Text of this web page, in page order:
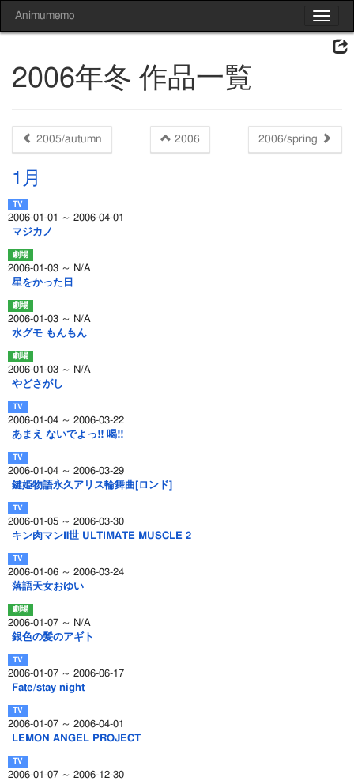
Toggle
Animumemo
2006年冬 作品一覧
2005/autumn 2006 2006/spring
1月
2006-01-01 ～ 2006-04-01
マジカノ
2006-01-03 ～ N/A
星をかった日
2006-01-03 ～ N/A
水グモ もんもん
2006-01-03 ～ N/A
やどさがし
2006-01-04 ～ 2006-03-22
あまえ ないでよっ!! 喝!!
2006-01-04 ～ 2006-03-29
鍵姫物語永久アリス輪舞曲[ロンド]
2006-01-05 ～ 2006-03-30
キン肉マンⅡ世 ULTIMATE MUSCLE 2
2006-01-06 ～ 2006-03-24
落語天女おゆい
2006-01-07 ～ N/A
銀色の髪のアギト
2006-01-07 ～ 2006-06-17
Fate/stay night
2006-01-07 ～ 2006-04-01
LEMON ANGEL PROJECT
2006-01-07 ～ 2006-12-30